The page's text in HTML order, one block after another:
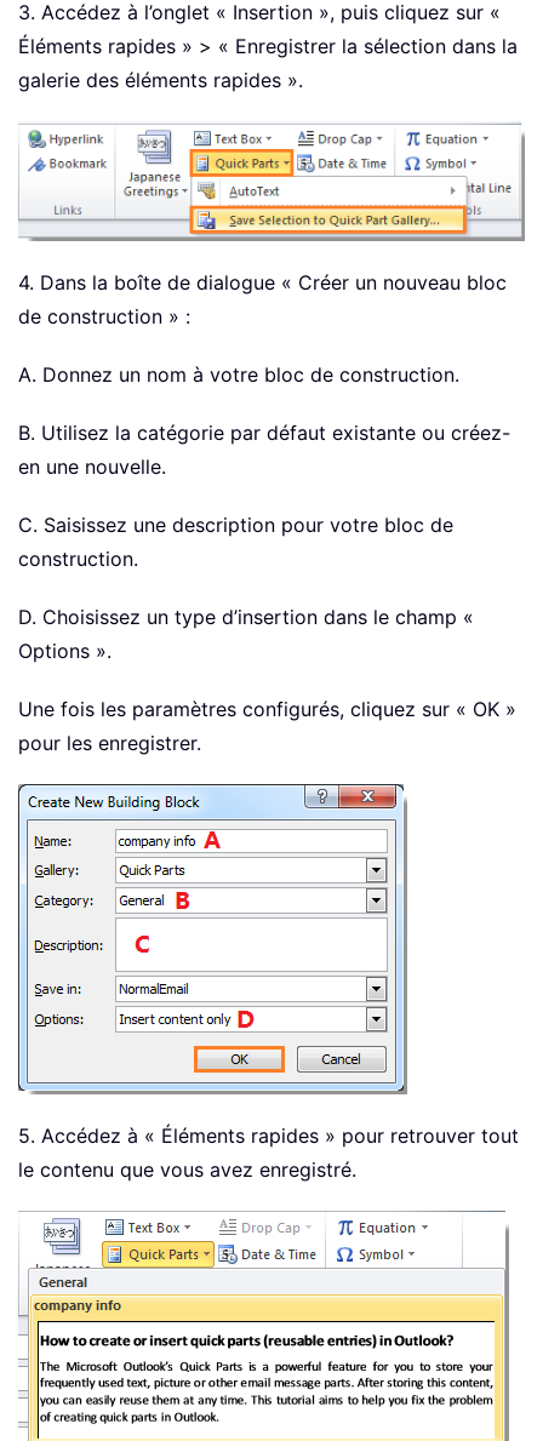
3. Accédez à l’onglet « Insertion », puis cliquez sur «
Éléments rapides » > « Enregistrer la sélection dans la
galerie des éléments rapides ».
4. Dans la boîte de dialogue « Créer un nouveau bloc
de construction » :
A. Donnez un nom à votre bloc de construction.
B. Utilisez la catégorie par défaut existante ou créez-
en une nouvelle.
C. Saisissez une description pour votre bloc de
construction.
D. Choisissez un type d’insertion dans le champ «
Options ».
Une fois les paramètres configurés, cliquez sur « OK »
pour les enregistrer.
5. Accédez à « Éléments rapides » pour retrouver tout
le contenu que vous avez enregistré.